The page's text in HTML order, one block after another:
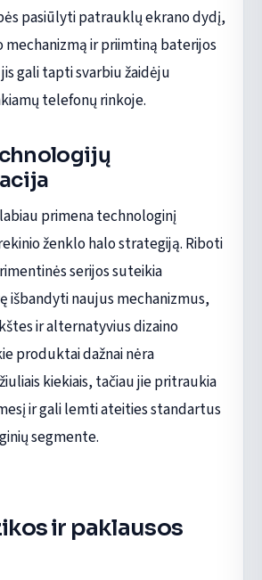
pasiūlyti patrauklų ekrano dydį,
ir priimtiną baterijos
gali tapti svarbiu žaidėju
telefonų rinkoje.
primena technologinį
ženklo halo strategiją. Riboti
serijos suteikia
išbandyti naujus mechanizmus,
ir alternatyvius dizaino
produktai dažnai nėra
kiekiais, tačiau jie pritraukia
ir gali lemti ateities standartus
segmente.
ir paklausos